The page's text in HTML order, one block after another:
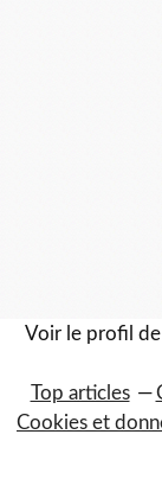
Voir le profil de
Top articles
Cookies et